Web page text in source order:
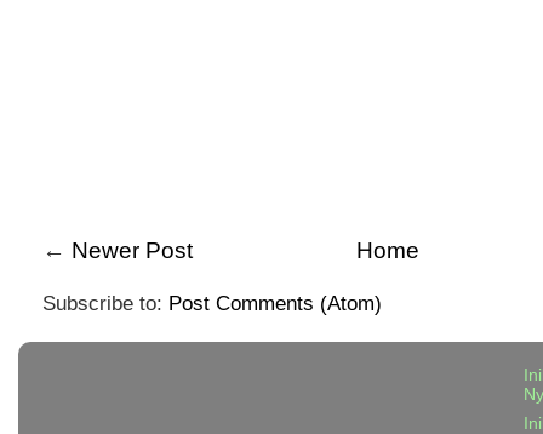
← Newer Post Home
Subscribe to: Post Comments (Atom)